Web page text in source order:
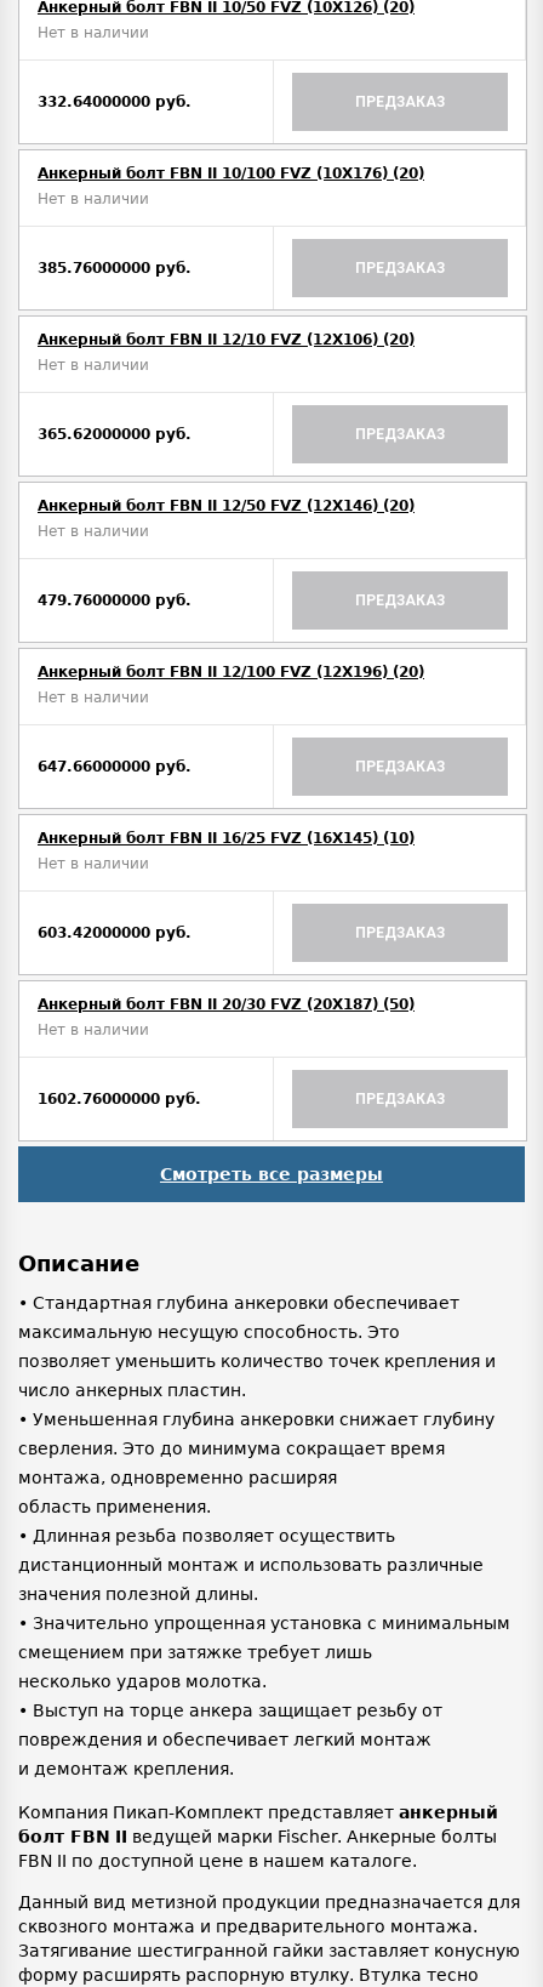
Анкерный болт FBN II 10/50 FVZ (10X126) (20)
Нет в наличии
332.64000000 руб. ПРЕДЗАКАЗ
Анкерный болт FBN II 10/100 FVZ (10X176) (20)
Нет в наличии
385.76000000 руб. ПРЕДЗАКАЗ
Анкерный болт FBN II 12/10 FVZ (12X106) (20)
Нет в наличии
365.62000000 руб. ПРЕДЗАКАЗ
Анкерный болт FBN II 12/50 FVZ (12X146) (20)
Нет в наличии
479.76000000 руб. ПРЕДЗАКАЗ
Анкерный болт FBN II 12/100 FVZ (12X196) (20)
Нет в наличии
647.66000000 руб. ПРЕДЗАКАЗ
Анкерный болт FBN II 16/25 FVZ (16X145) (10)
Нет в наличии
603.42000000 руб. ПРЕДЗАКАЗ
Анкерный болт FBN II 20/30 FVZ (20X187) (50)
Нет в наличии
1602.76000000 руб. ПРЕДЗАКАЗ
Смотреть все размеры
Описание
• Стандартная глубина анкеровки обеспечивает
максимальную несущую способность. Это
позволяет уменьшить количество точек крепления и
число анкерных пластин.
• Уменьшенная глубина анкеровки снижает глубину
сверления. Это до минимума сокращает время
монтажа, одновременно расширяя
область применения.
• Длинная резьба позволяет осуществить
дистанционный монтаж и использовать различные
значения полезной длины.
• Значительно упрощенная установка с минимальным
смещением при затяжке требует лишь
несколько ударов молотка.
• Выступ на торце анкера защищает резьбу от
повреждения и обеспечивает легкий монтаж
и демонтаж крепления.
Компания Пикап-Комплект представляет анкерный
болт FBN II ведущей марки Fischer. Анкерные болты
FBN II по доступной цене в нашем каталоге.
Данный вид метизной продукции предназначается для
сквозного монтажа и предварительного монтажа.
Затягивание шестигранной гайки заставляет конусную
форму расширять распорную втулку. Втулка тесно